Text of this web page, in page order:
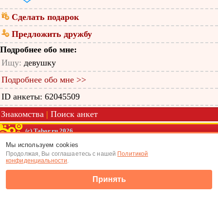
Сделать подарок
Предложить дружбу
Подробнее обо мне:
Ищу: девушку
Подробнее обо мне >>
ID анкеты: 62045509
Знакомства | Поиск анкет
(c) Tabor.ru 2026
Мы используем cookies
Продолжая, Вы соглашаетесь с нашей Политикой
конфиденциальности.
Принять